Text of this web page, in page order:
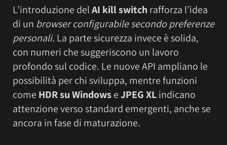
L’introduzione delAI kill switchrafforza l’idea
di un browser configurabile secondo preferenze
personali. La parte sicurezza invece è solida,
con numeri che suggeriscono un lavoro
profondo sul codice. Le nuove API ampliano le
possibilità per chi sviluppa, mentre funzioni
come HDR su WindowseJPEG XLindicano
attenzione verso standard emergenti, anche se
ancora in fase di maturazione.